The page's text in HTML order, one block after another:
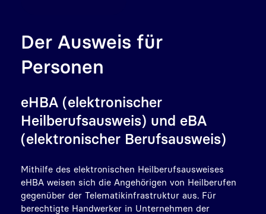
Der Ausweis für
Personen
eHBA (elektronischer
Heilberufsausweis) und eBA
(elektronischer Berufsausweis)
Mithilfe des elektronischen Heilberufsausweises
eHBA weisen sich die Angehörigen von Heilberufen
gegenüber der Telematikinfrastruktur aus. Für
berechtigte Handwerker in Unternehmen der